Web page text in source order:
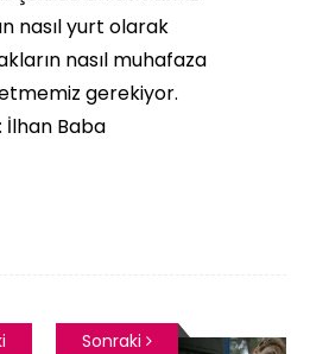
nasıl yurt olarak
nasıl muhafaza
gerekiyor.
Baba
Sonraki